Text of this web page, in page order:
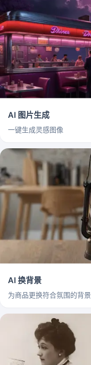
AI 图片生成
一键生成灵感图像
AI 换背景
为商品更换符合氛围的背景